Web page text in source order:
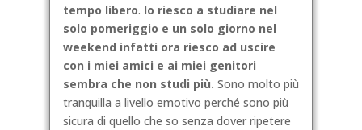
tempo libero. Io riesco a studiare nel
solo pomeriggio e un solo giorno nel
weekend infatti ora riesco ad uscire
con i miei amici e ai miei genitori
sembra che non studi più. Sono molto più
tranquilla a livello emotivo perché sono più
sicura di quello che so senza dover ripetere